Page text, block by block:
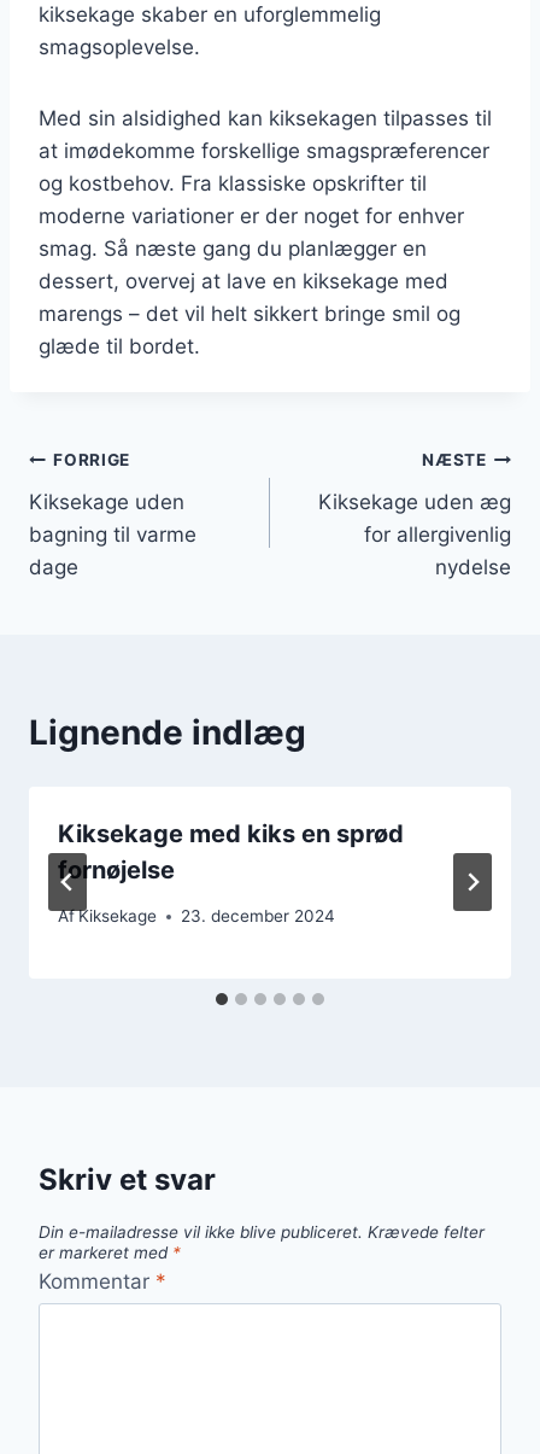
kiksekage skaber en uforglemmelig
smagsoplevelse.
Med sin alsidighed kan kiksekagen tilpasses til
at imødekomme forskellige smagspræferencer
og kostbehov. Fra klassiske opskrifter til
moderne variationer er der noget for enhver
smag. Så næste gang du planlægger en
dessert, overvej at lave en kiksekage med
marengs – det vil helt sikkert bringe smil og
glæde til bordet.
Indlægsnavigation
FORRIGE
Kiksekage uden
bagning til varme
dage
NÆSTE
Kiksekage uden æg
for allergivenlig
nydelse
Lignende indlæg
Kiksekage med kiks en sprød
fornøjelse
AfKiksekage 23. december 2024
Skriv et svar
Din e-mailadresse vil ikke blive publiceret. Krævede felter
er markeret med *
Kommentar *